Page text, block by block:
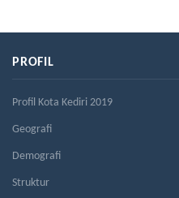
PROFIL
Profil Kota Kediri 2019
Geografi
Demografi
Struktur